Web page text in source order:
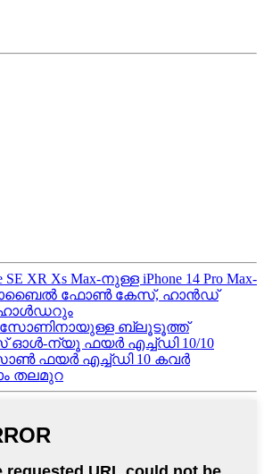
SE XR Xs Max-നുള്ള iPhone 14 Pro Max-
മൊബൈൽ ഫോൺ കേസ്, ഹാൻഡ്
ഹോൾഡറും
ബ്ലൂടൂത്ത്
ന്യൂ ഫയർ എച്ച്‌ഡി 10/10
ഫയർ എച്ച്‌ഡി 10 കവർ
തലമുറ